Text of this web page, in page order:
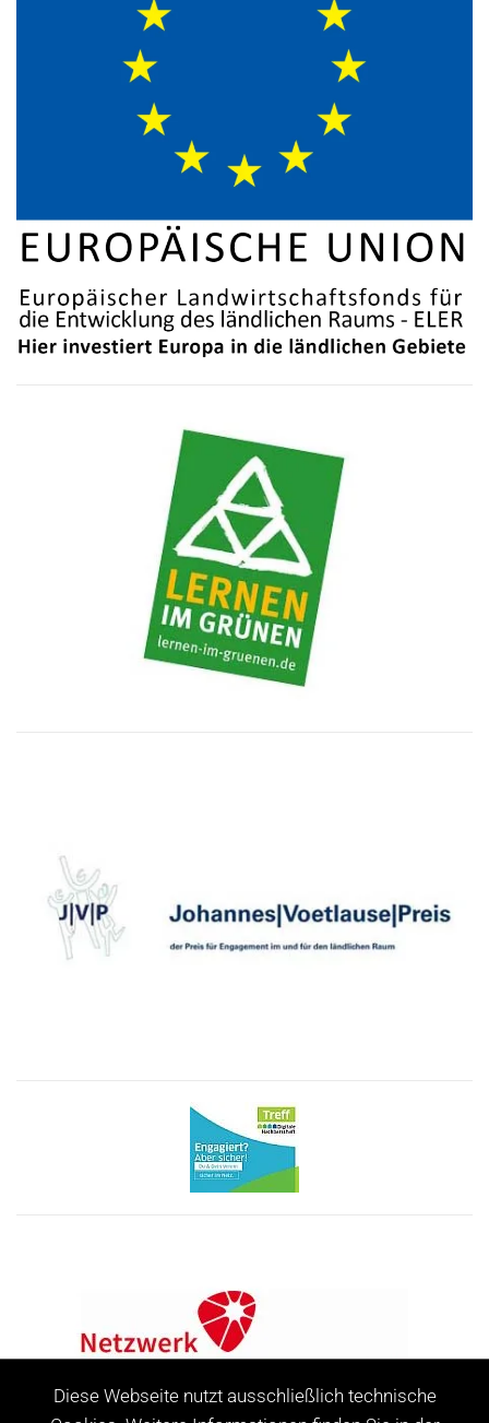
Diese Webseite nutzt ausschließlich technische